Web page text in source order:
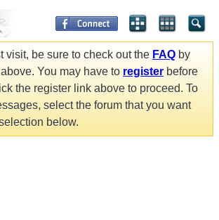
visit, be sure to check out the FAQ by
You may have to register before
the register link above to proceed. To
select the forum that you want
below.